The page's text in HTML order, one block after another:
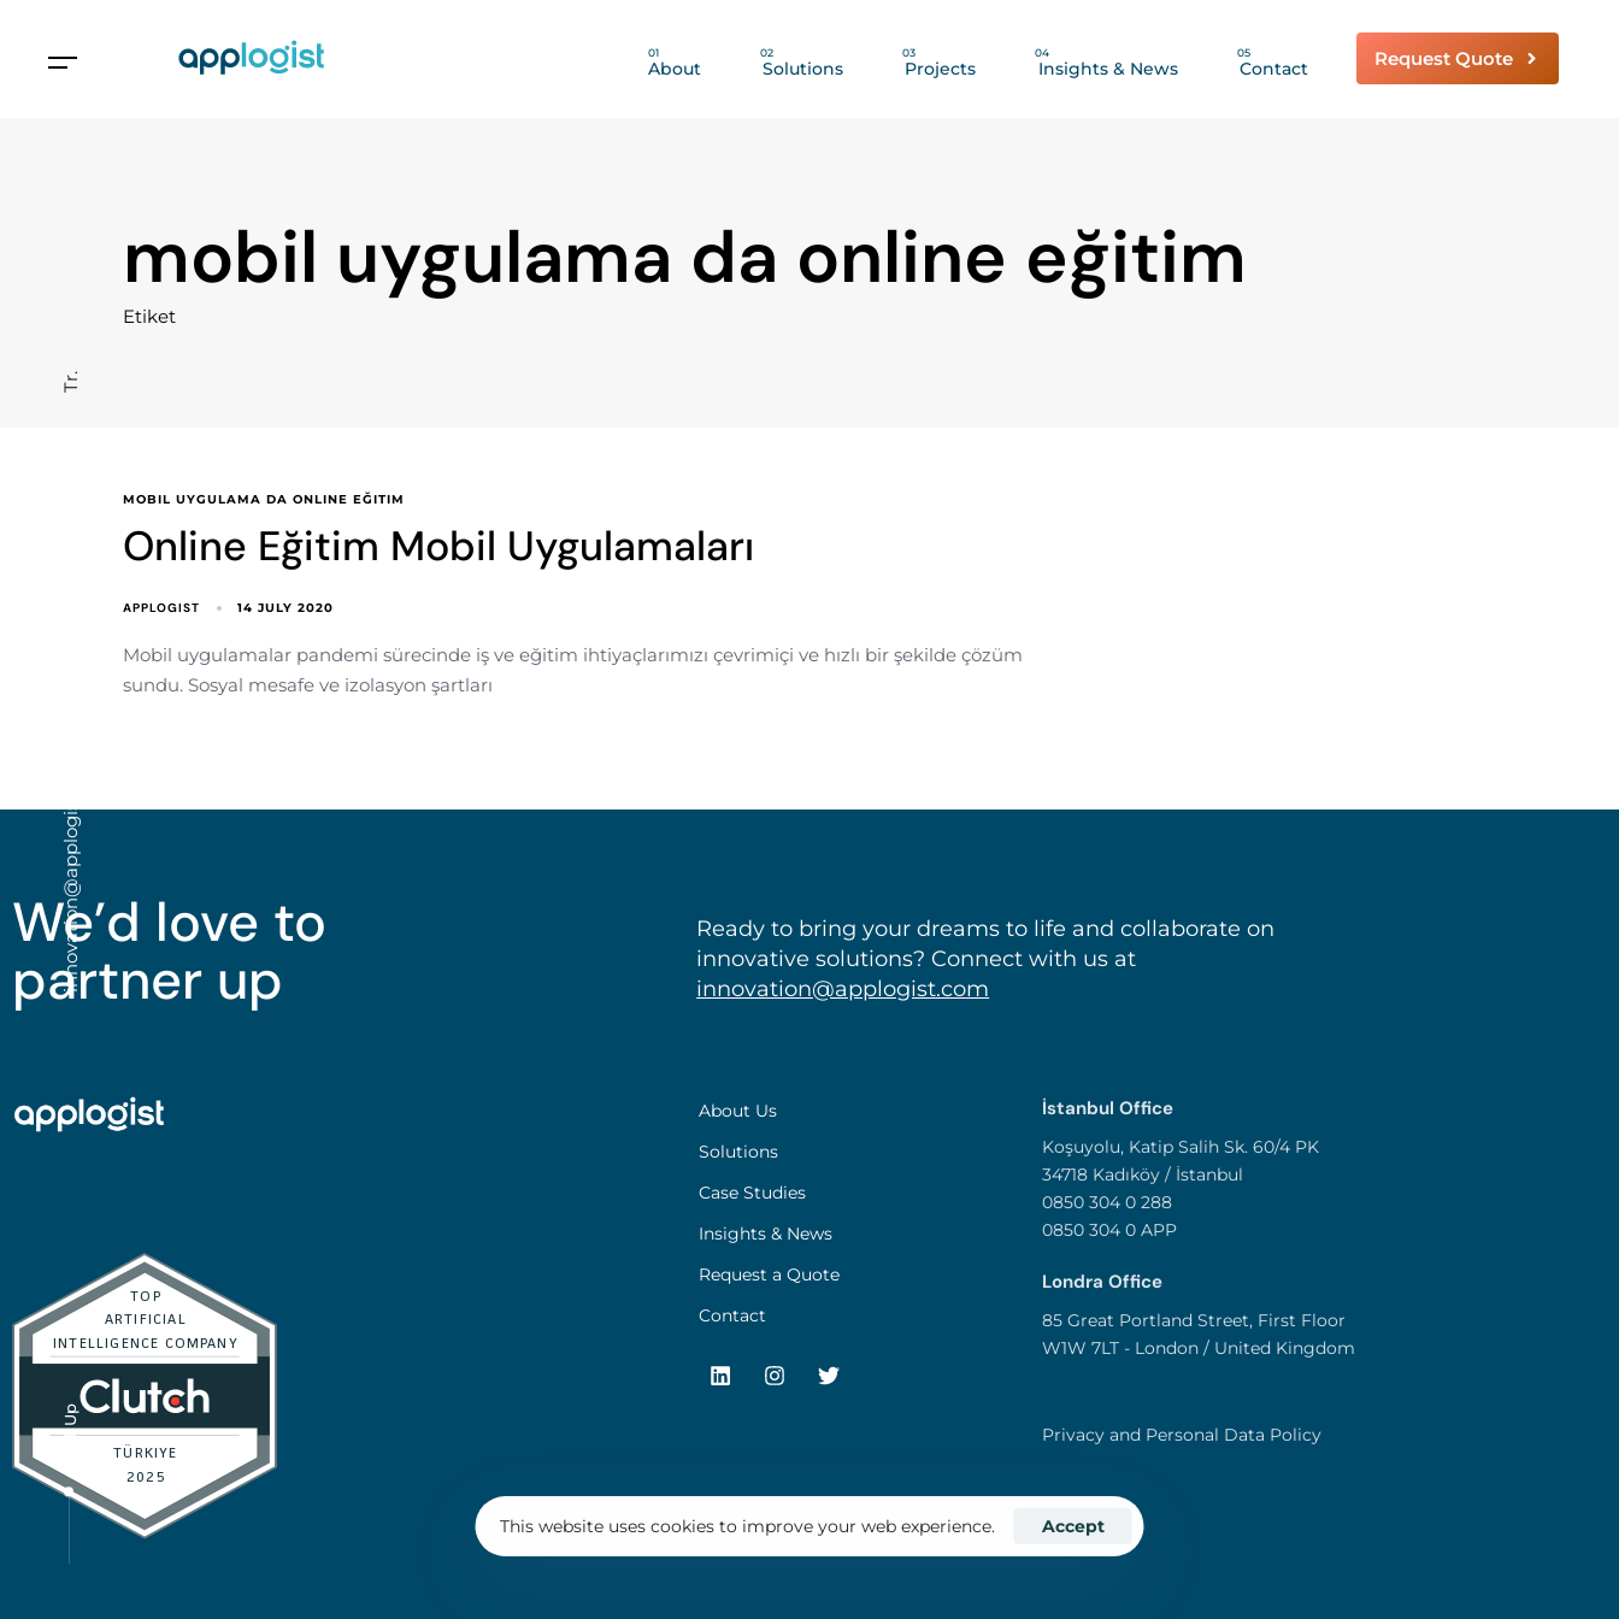
About
01
Solutions
02
Projects
03
Insights & News
04
Contact
05 Request Quote
Tr.
innovation@applogist.com
Scroll Up
mobil uygulama da online eğitim
Etiket
MOBIL UYGULAMA DA ONLINE EĞITIM
Online Eğitim Mobil Uygulamaları
APPLOGIST 14 JULY 2020
Mobil uygulamalar pandemi sürecinde iş ve eğitim ihtiyaçlarımızı çevrimiçi ve hızlı bir şekilde çözüm
sundu. Sosyal mesafe ve izolasyon şartları
We’d love to
partner up
Ready to bring your dreams to life and collaborate on
innovative solutions? Connect with us at
innovation@applogist.com
About Us
Solutions
Case Studies
Insights & News
Request a Quote
Contact
İstanbul Office
Koşuyolu, Katip Salih Sk. 60/4 PK
34718 Kadıköy / İstanbul
0850 304 0 288
0850 304 0 APP
Londra Office
85 Great Portland Street, First Floor
W1W 7LT - London / United Kingdom
Privacy and Personal Data Policy
This website uses cookies to improve your web experience. Accept